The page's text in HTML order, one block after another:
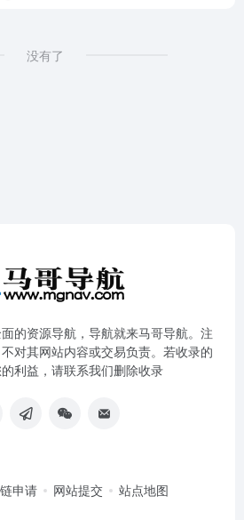
没有了
的资源导航，导航就来马哥导航。注
对其网站内容或交易负责。若收录的
利益，请联系我们删除收录
申请 网站提交 站点地图